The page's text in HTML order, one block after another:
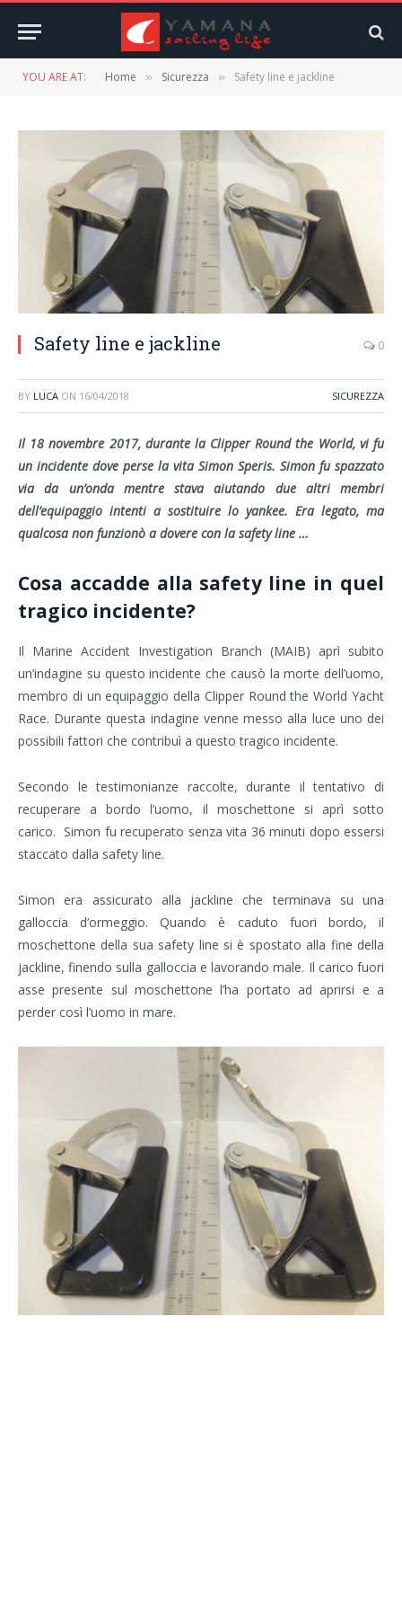
YOU ARE AT: Home » Sicurezza » Safety line e jackline
Safety line e jackline 0
BY LUCA ON 16/04/2018 SICUREZZA
Il 18 novembre 2017, durante la Clipper Round the World, vi fu
un incidente dove perse la vita Simon Speris. Simon fu spazzato
via da un’onda mentre stava aiutando due altri membri
dell’equipaggio intenti a sostituire lo yankee. Era legato, ma
qualcosa non funzionò a dovere con la safety line …
Cosa accadde alla safety line in quel
tragico incidente?
Il Marine Accident Investigation Branch (MAIB) aprì subito
un’indagine su questo incidente che causò la morte dell’uomo,
membro di un equipaggio della Clipper Round the World Yacht
Race. Durante questa indagine venne messo alla luce uno dei
possibili fattori che contribuì a questo tragico incidente.
Secondo le testimonianze raccolte, durante il tentativo di
recuperare a bordo l’uomo, il moschettone si aprì sotto
carico. Simon fu recuperato senza vita 36 minuti dopo essersi
staccato dalla safety line.
Simon era assicurato alla jackline che terminava su una
galloccia d’ormeggio. Quando è caduto fuori bordo, il
moschettone della sua safety line si è spostato alla fine della
jackline, finendo sulla galloccia e lavorando male. Il carico fuori
asse presente sul moschettone l’ha portato ad aprirsi e a
perder così l’uomo in mare.